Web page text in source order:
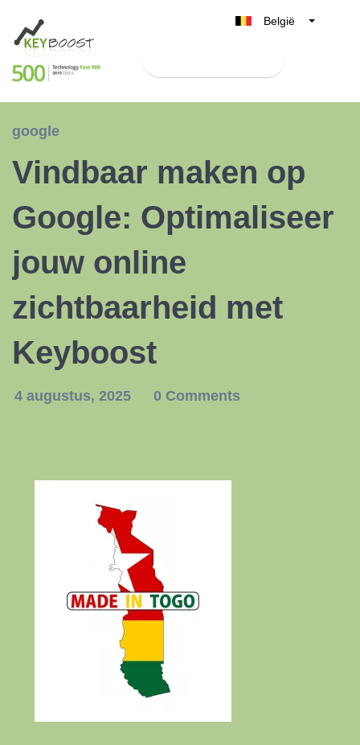
België
Nederland
España
google
Vindbaar maken op
Google: Optimaliseer
jouw online
zichtbaarheid met
Keyboost
4 augustus, 2025 0 Comments